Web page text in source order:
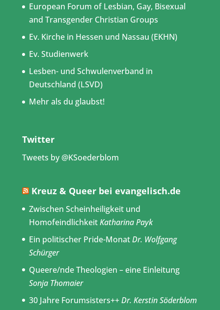
European Forum of Lesbian, Gay, Bisexual
and Transgender Christian Groups
Ev. Kirche in Hessen und Nassau (EKHN)
Ev. Studienwerk
Lesben- und Schwulenverband in
Deutschland (LSVD)
Mehr als du glaubst!
Twitter
Tweets by @KSoederblom
Kreuz & Queer bei evangelisch.de
Zwischen Scheinheiligkeit und
HomofeindlichkeitKatharina Payk
Ein politischer Pride-MonatDr. Wolfgang
Schürger
Queere/nde Theologien – eine Einleitung
Sonja Thomaier
30 Jahre Forumsisters++Dr. Kerstin Söderblom